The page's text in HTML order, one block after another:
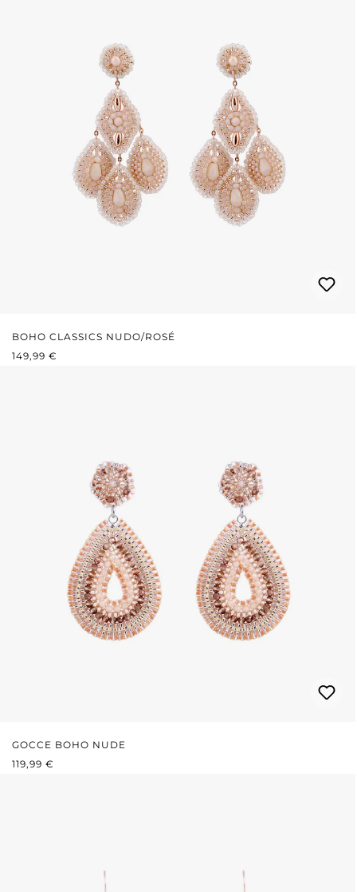
BOHO CLASSICS NUDO/ROSÉ
PREZZO NORMALE:
149,99 €
GOCCE BOHO NUDE
PREZZO NORMALE:
119,99 €